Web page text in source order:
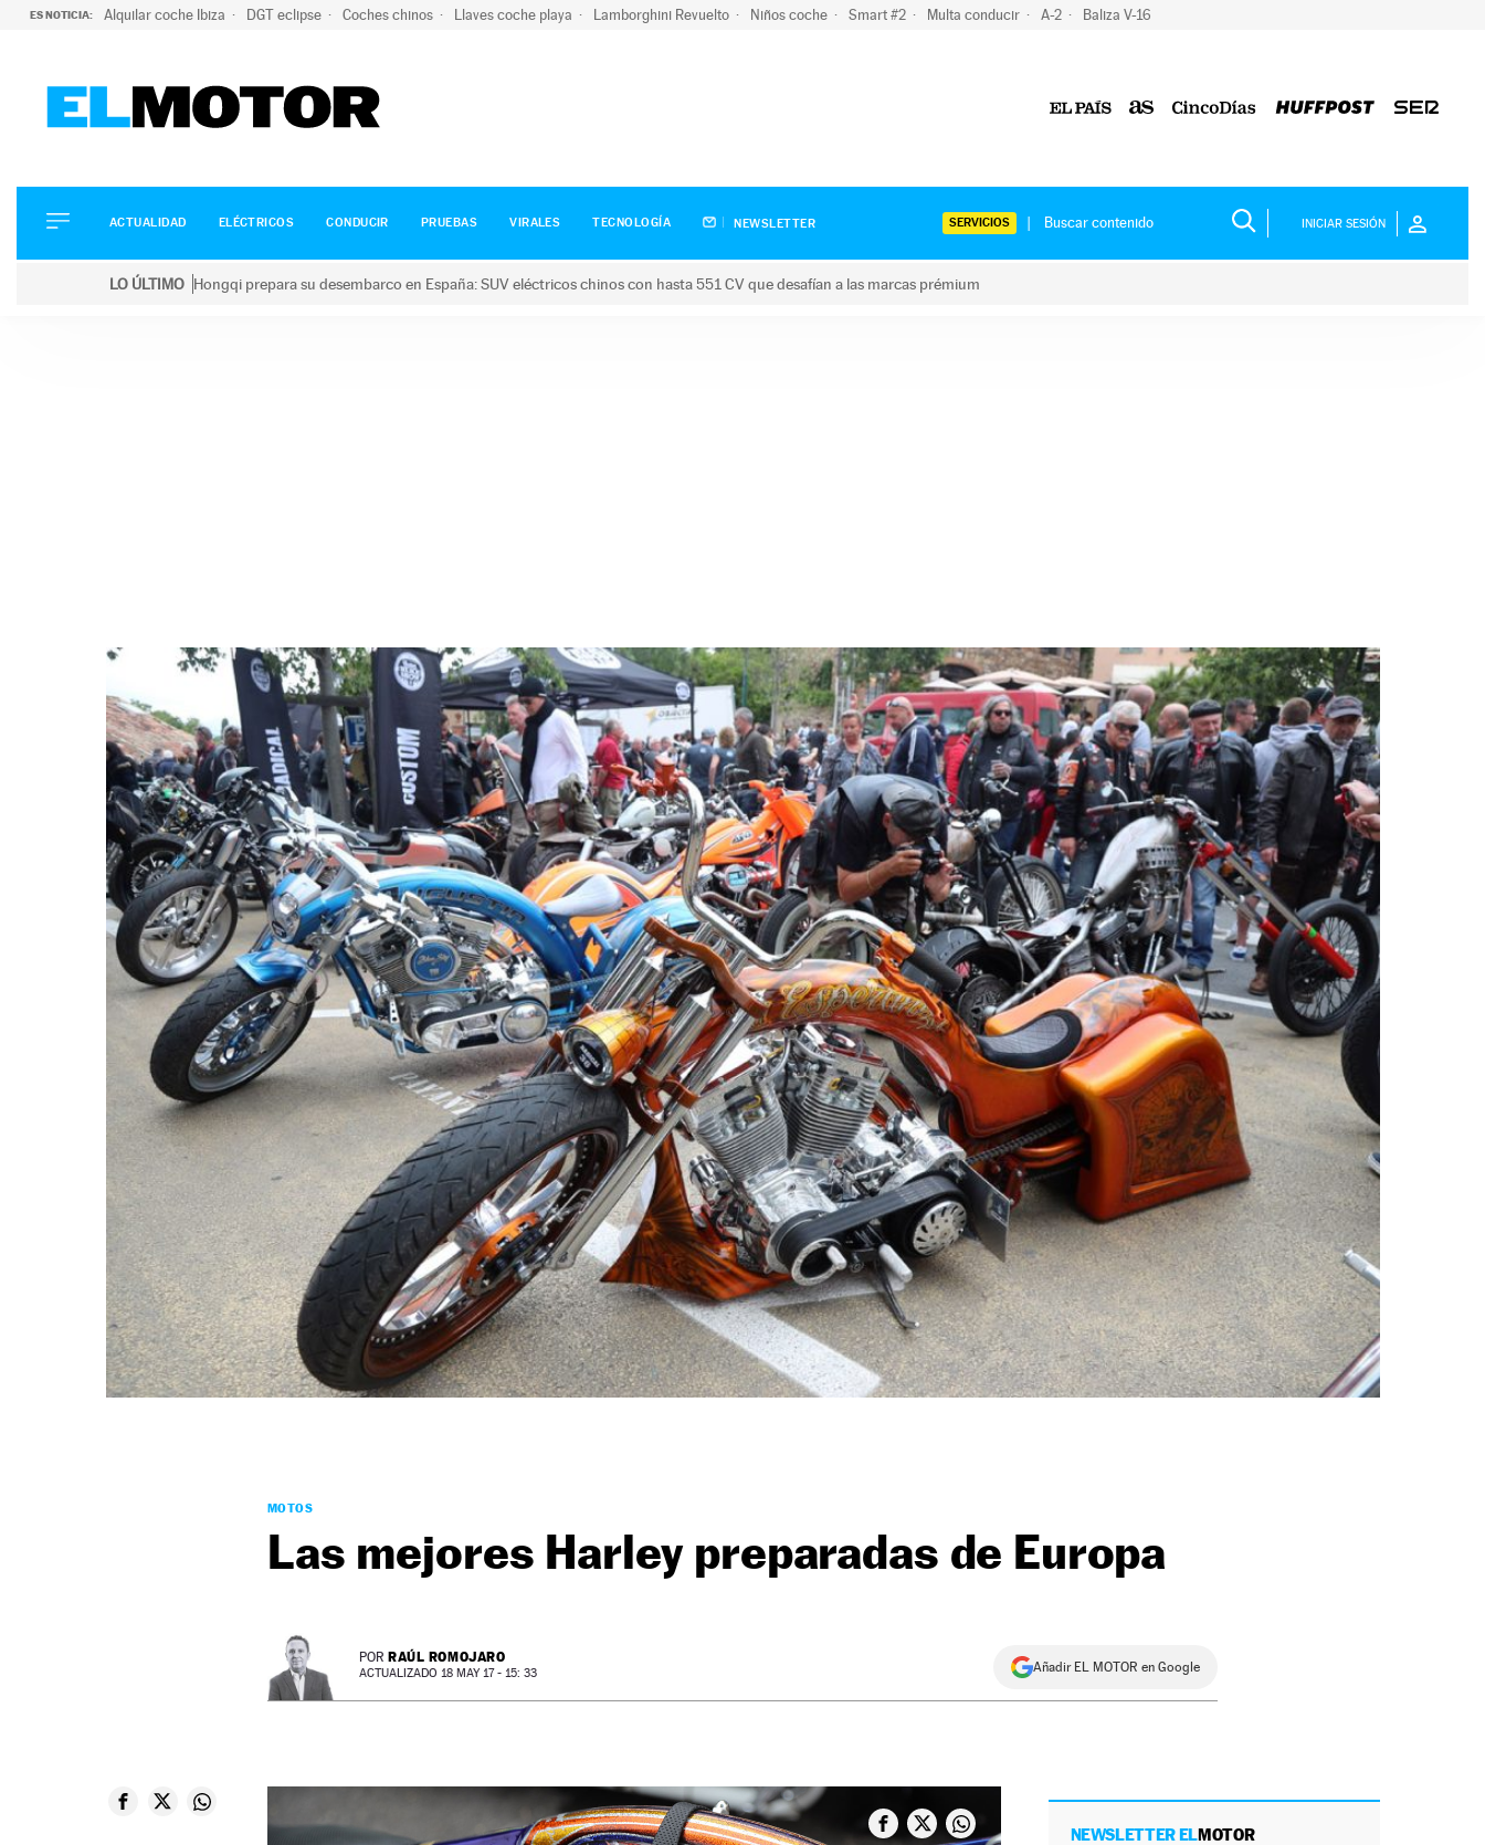
ES NOTICIA: Alquilar coche Ibiza DGT eclipse Coches chinos Llaves coche playa Lamborghini Revuelto Niños coche Smart #2 Multa conducir A-2 Baliza V-16
ELÉCTRICOS
CONDUCIR
ACTUALIDAD ELÉCTRICOS CONDUCIR PRUEBAS VIRALES TECNOLOGÍA NEWSLETTER SERVICIOS INICIAR SESIÓN
LO ÚLTIMO Hongqi prepara su desembarco en España: SUV eléctricos chinos con hasta 551 CV que desafían a las marcas prémium
MOTOS
Las mejores Harley preparadas de Europa
POR RAÚL ROMOJARO
ACTUALIZADO 18 MAY 17 - 15: 33 Añadir EL MOTOR en Google
NEWSLETTER ELMOTOR